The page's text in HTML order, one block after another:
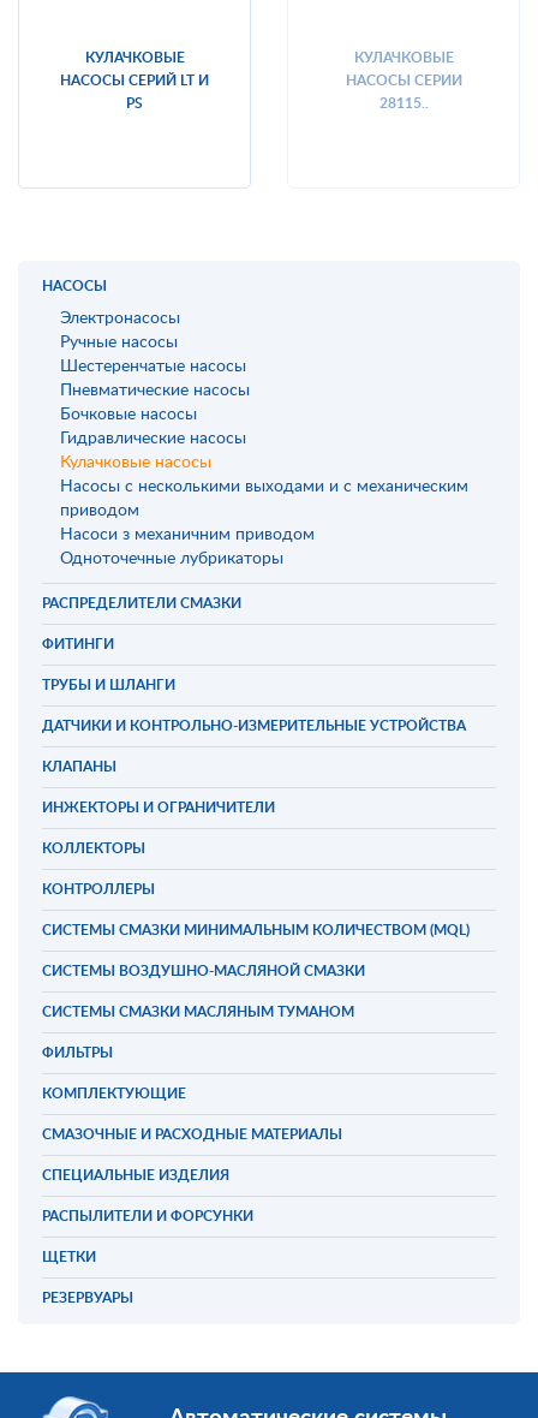
КУЛАЧКОВЫЕ
НАСОСЫ СЕРИЙ LT И
PS
КУЛАЧКОВЫЕ
НАСОСЫ СЕРИИ
28115..
НАСОСЫ
Электронасосы
Ручные насосы
Шестеренчатые насосы
Пневматические насосы
Бочковые насосы
Гидравлические насосы
Кулачковые насосы
Насосы с несколькими выходами и с механическим
приводом
Насоси з механичним приводом
Одноточечные лубрикаторы
РАСПРЕДЕЛИТЕЛИ СМАЗКИ
ФИТИНГИ
ТРУБЫ И ШЛАНГИ
ДАТЧИКИ И КОНТРОЛЬНО-ИЗМЕРИТЕЛЬНЫЕ УСТРОЙСТВА
КЛАПАНЫ
ИНЖЕКТОРЫ И ОГРАНИЧИТЕЛИ
КОЛЛЕКТОРЫ
КОНТРОЛЛЕРЫ
СИСТЕМЫ СМАЗКИ МИНИМАЛЬНЫМ КОЛИЧЕСТВОМ (MQL)
СИСТЕМЫ ВОЗДУШНО-МАСЛЯНОЙ СМАЗКИ
СИСТЕМЫ СМАЗКИ МАСЛЯНЫМ ТУМАНОМ
ФИЛЬТРЫ
КОМПЛЕКТУЮЩИЕ
СМАЗОЧНЫЕ И РАСХОДНЫЕ МАТЕРИАЛЫ
СПЕЦИАЛЬНЫЕ ИЗДЕЛИЯ
РАСПЫЛИТЕЛИ И ФОРСУНКИ
ЩЕТКИ
РЕЗЕРВУАРЫ